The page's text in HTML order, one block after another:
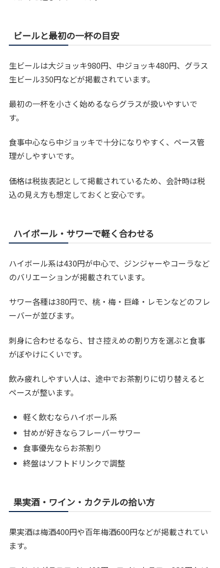
ビールと最初の一杯の目安
生ビールは大ジョッキ980円、中ジョッキ480円、グラス
生ビール350円などが掲載されています。
最初の一杯を小さく始めるならグラスが扱いやすいで
す。
食事中心なら中ジョッキで十分になりやすく、ペース管
理がしやすいです。
価格は税抜表記として掲載されているため、会計時は税
込の見え方も想定しておくと安心です。
ハイボール・サワーで軽く合わせる
ハイボール系は430円が中心で、ジンジャーやコーラなど
のバリエーションが掲載されています。
サワー各種は380円で、桃・梅・巨峰・レモンなどのフレ
ーバーが並びます。
刺身に合わせるなら、甘さ控えめの割り方を選ぶと食事
がぼやけにくいです。
飲み疲れしやすい人は、途中でお茶割りに切り替えると
ペースが整います。
軽く飲むならハイボール系
甘めが好きならフレーバーサワー
食事優先ならお茶割り
終盤はソフトドリンクで調整
果実酒・ワイン・カクテルの拾い方
果実酒は梅酒400円や百年梅酒600円などが掲載されてい
ます。